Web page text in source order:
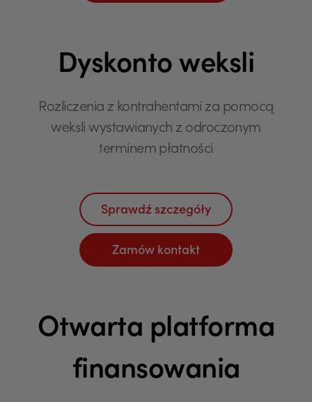
Dyskonto weksli
Rozliczenia z kontrahentami za pomocą
weksli wystawianych z odroczonym
terminem płatności
Sprawdź szczegóły
Zamów kontakt
Otwarta platforma
finansowania